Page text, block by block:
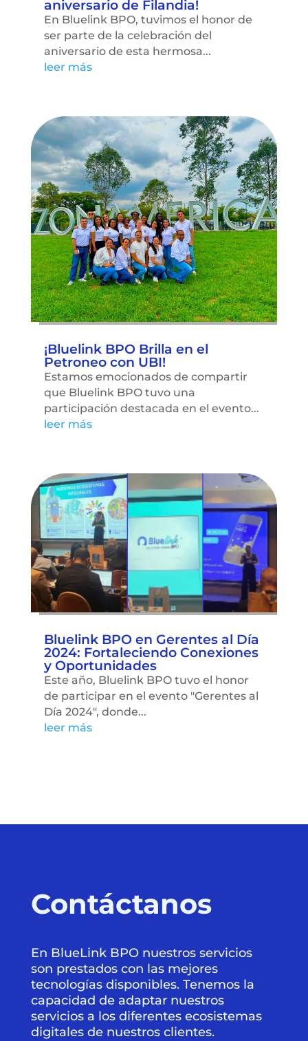
aniversario de Filandia!
En Bluelink BPO, tuvimos el honor de
ser parte de la celebración del
aniversario de esta hermosa...
leer más
¡Bluelink BPO Brilla en el
Petroneo con UBI!
Estamos emocionados de compartir
que Bluelink BPO tuvo una
participación destacada en el evento...
leer más
Bluelink BPO en Gerentes al Día
2024: Fortaleciendo Conexiones
y Oportunidades
Este año, Bluelink BPO tuvo el honor
de participar en el evento "Gerentes al
Día 2024", donde...
leer más
Contáctanos
En BlueLink BPO nuestros servicios
son prestados con las mejores
tecnologías disponibles. Tenemos la
capacidad de adaptar nuestros
servicios a los diferentes ecosistemas
digitales de nuestros clientes.